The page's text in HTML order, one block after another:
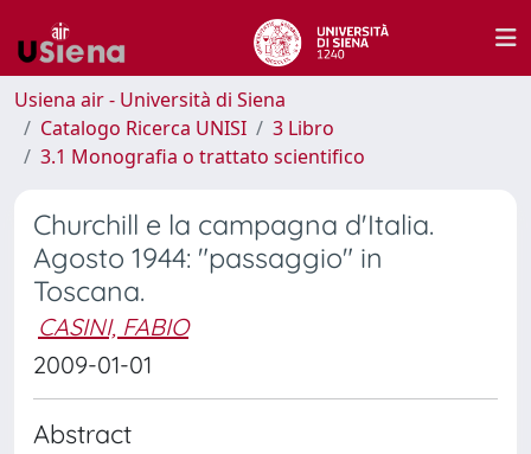
Usiena air - Università di Siena
Catalogo Ricerca UNISI
3 Libro
3.1 Monografia o trattato scientifico
Churchill e la campagna d'Italia.
Agosto 1944: "passaggio" in
Toscana.
CASINI, FABIO
2009-01-01
Abstract